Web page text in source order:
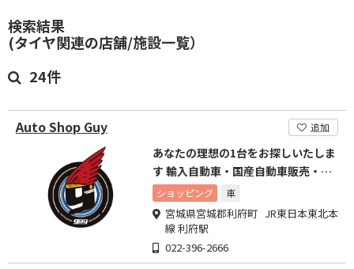
検索結果
(タイヤ関連の店舗/施設一覧）
24件
Auto Shop Guy 追加
あなたの理想の1台をお探しいたしま
す 輸入自動車・国産自動車販売・車
検、整備も承ります。
ショッピング 車
宮城県宮城郡利府町 JR東日本東北本
線 利府駅
022-396-2666